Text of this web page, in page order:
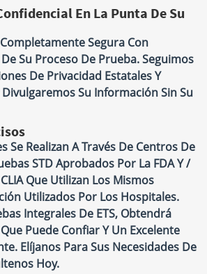
En La Punta De Su
Segura Con
Su Proceso De Prueba. Seguimos
De Privacidad Estatales Y
Su Información Sin Su
Se Realizan A Través De Centros De
STD Aprobados Por La FDA Y /
Que Utilizan Los Mismos
Utilizados Por Los Hospitales.
Integrales De ETS, Obtendrá
Puede Confiar Y Un Excelente
Elíjanos Para Sus Necesidades De
Hoy.